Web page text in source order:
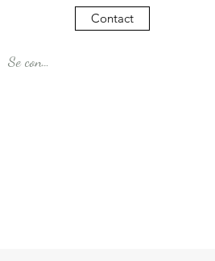
Contact
Se connecter